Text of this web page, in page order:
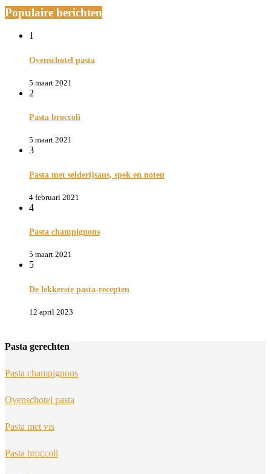
Populaire berichten
1
Ovenschotel pasta
5 maart 2021
2
Pasta broccoli
5 maart 2021
3
Pasta met selderijsaus, spek en noten
4 februari 2021
4
Pasta champignons
5 maart 2021
5
De lekkerste pasta-recepten
12 april 2023
Pasta gerechten
Pasta champignons
Ovenschotel pasta
Pasta met vis
Pasta broccoli